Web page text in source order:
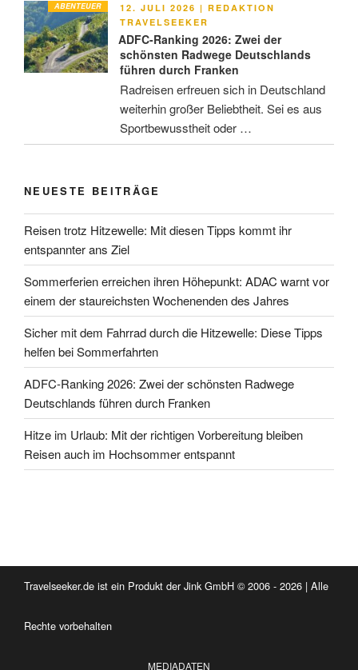
ABENTEUER
VERÖFFENTLICHT
AM
12. JULI 2026 | REDAKTION
TRAVELSEEKER
ADFC-Ranking 2026: Zwei der
schönsten Radwege Deutschlands
führen durch Franken
Radreisen erfreuen sich in Deutschland
weiterhin großer Beliebtheit. Sei es aus
Sportbewusstheit oder …
NEUESTE BEITRÄGE
Reisen trotz Hitzewelle: Mit diesen Tipps kommt ihr
entspannter ans Ziel
Sommerferien erreichen ihren Höhepunkt: ADAC warnt vor
einem der staureichsten Wochenenden des Jahres
Sicher mit dem Fahrrad durch die Hitzewelle: Diese Tipps
helfen bei Sommerfahrten
ADFC-Ranking 2026: Zwei der schönsten Radwege
Deutschlands führen durch Franken
Hitze im Urlaub: Mit der richtigen Vorbereitung bleiben
Reisen auch im Hochsommer entspannt
Travelseeker.de ist ein Produkt der Jink GmbH © 2006 - 2026 | Alle
Rechte vorbehalten
MEDIADATEN